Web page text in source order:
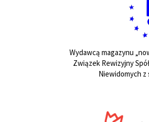
Wydawcą magazynu
Związek Rewizyjny
Niewidomych z